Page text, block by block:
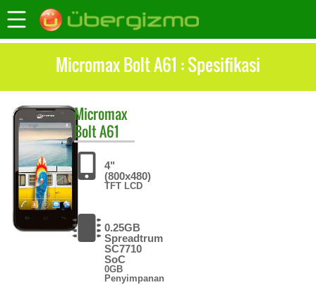
Micromax Bolt A61 : Spesifikasi
Micromax
Bolt A61
4"
(800x480)
TFT LCD
0.25GB
Spreadtrum
SC7710
SoC
0GB
Penyimpanan